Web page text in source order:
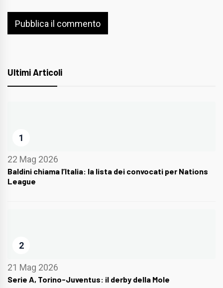
Ultimi Articoli
1
22 Mag 2026
Baldini chiama l’Italia: la lista dei convocati per Nations
League
2
21 Mag 2026
Serie A, Torino-Juventus: il derby della Mole